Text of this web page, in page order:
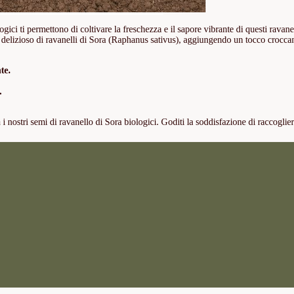
ti permettono di coltivare la freschezza e il sapore vibrante di questi
di ravanelli di Sora (Raphanus sativus), aggiungendo un tocco
nostri semi di ravanello di Sora biologici. Goditi la soddisfazione di